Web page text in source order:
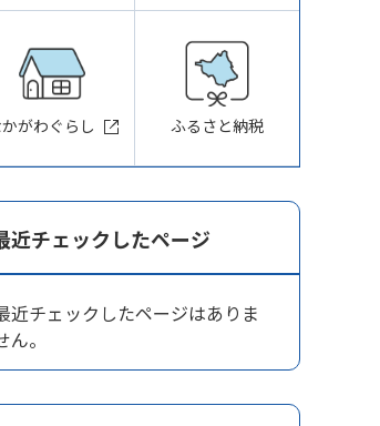
がわぐらし ふるさと納税
近チェックしたページ
近チェックしたページはありま
ん。